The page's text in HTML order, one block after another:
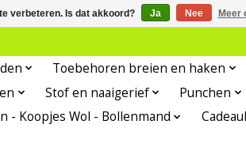
Toebehoren breien en haken
Stof en naaigerief Punchen
- Koopjes Wol - Bollenmand
verbeteren. Is dat akkoord? Ja Nee Meer